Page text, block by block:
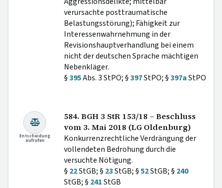
verursachte posttraumatische
Belastungsstörung); Fähigkeit zur
Interessenwahrnehmung in der
Revisionshauptverhandlung bei einem
nicht der deutschen Sprache mächtigen
Nebenkläger.
§395Abs. 3 StPO; §397StPO; §397aStPO
Entscheidung
aufrufen
584. BGH 3 StR 153/18 – Beschluss
vom 3. Mai 2018 (LG Oldenburg)
Konkurrenzrechtliche Verdrängung der
vollendeten Bedrohung durch die
versuchte Nötigung.
§ 22StGB; § 23StGB; §52StGB; § 240
StGB; § 241StGB